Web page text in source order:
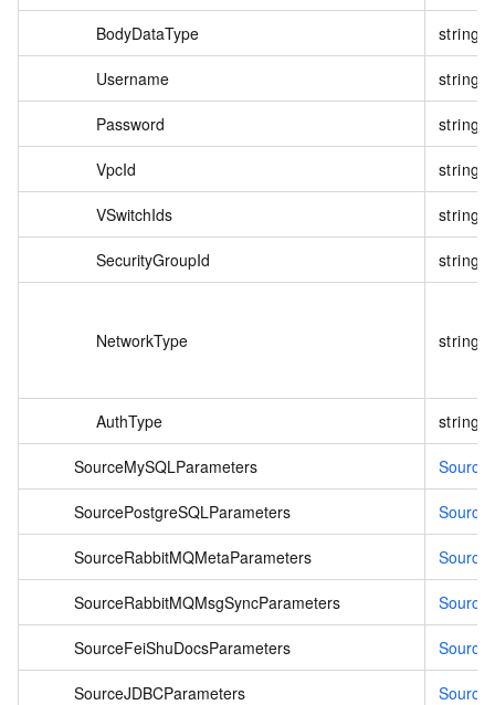
BodyDataType string
Username string
Password string
VpcId string
VSwitchIds string
SecurityGroupId string
NetworkType string
AuthType string
SourceMySQLParameters
SourcePostgreSQLParameters
SourceRabbitMQMetaParameters
SourceRabbitMQMsgSyncParameters
SourceFeiShuDocsParameters
SourceJDBCParameters